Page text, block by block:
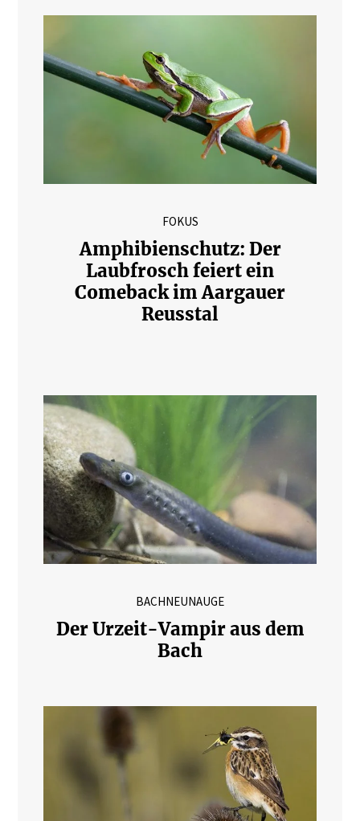
FOKUS
Amphibienschutz: Der
Laubfrosch feiert ein
Comeback im Aargauer
Reusstal
BACHNEUNAUGE
Der Urzeit-Vampir aus dem
Bach